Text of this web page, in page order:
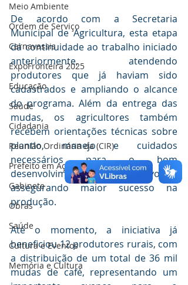
Meio Ambiente
Ordem de Serviço
Carnavassis
ExpoFronteira 2025
Educação
Saúde
Cidadania
Reunião Ordinária da (CIR)
Prefeito em Ação
Gabinete
Obras
Saúde
Cultura e Eventos
Memória e Cultura
De acordo com a Secretaria
Municipal de Agricultura, esta etapa
dá continuidade ao trabalho iniciado
anteriormente, atendendo
produtores que já haviam sido
cadastrados e ampliando o alcance
do programa. Além da entrega das
mudas, os agricultores também
recebem orientações técnicas sobre
plantio, manejo e cuidados
necessários para o bom
desenvolvimento da lavoura,
assegurando maior sucesso na
produção.
Até o momento, a iniciativa já
beneficiou 12 produtores rurais, com
a distribuição de um total de 36 mil
mudas de café, representando um